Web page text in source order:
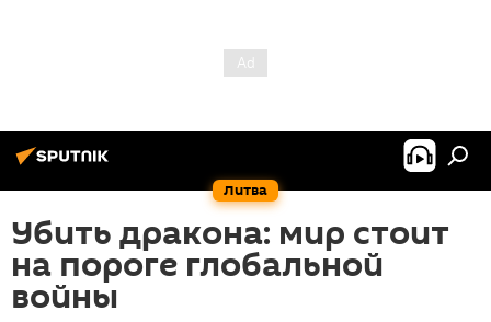
Литва
Убить дракона: мир стоит
на пороге глобальной
войны